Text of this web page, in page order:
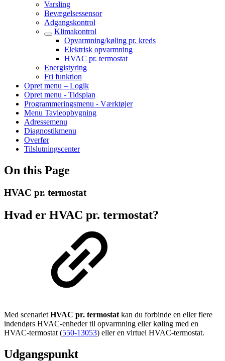
Varsling
Bevægelsessensor
Adgangskontrol
Klimakontrol
Opvarmning/køling pr. kreds
Elektrisk opvarmning
HVAC pr. termostat
Energistyring
Fri funktion
Opret menu – Logik
Opret menu - Tidsplan
Programmeringsmenu - Værktøjer
Menu Tavleopbygning
Adressemenu
Diagnostikmenu
Overfør
Tilslutningscenter
On this Page
HVAC pr. termostat
Hvad er HVAC pr. termostat?
Med scenariet HVAC pr. termostat kan du forbinde en eller flere
indendørs HVAC-enheder til opvarmning eller køling med en
HVAC-termostat (550-13053) eller en virtuel HVAC-termostat.
Udgangspunkt